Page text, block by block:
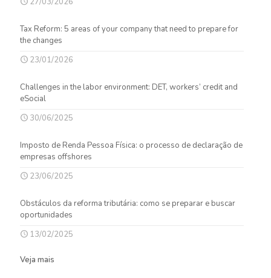
Tax Reform: 5 areas of your company that need to prepare for
the changes
23/01/2026
Challenges in the labor environment: DET, workers’ credit and
eSocial
30/06/2025
Imposto de Renda Pessoa Física: o processo de declaração de
empresas offshores
23/06/2025
Obstáculos da reforma tributária: como se preparar e buscar
oportunidades
13/02/2025
Veja mais